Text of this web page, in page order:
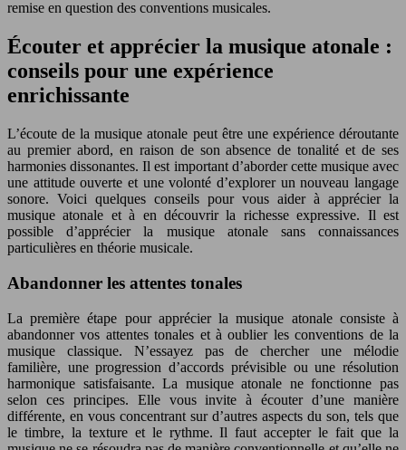
remise en question des conventions musicales.
Écouter et apprécier la musique atonale :
conseils pour une expérience
enrichissante
L’écoute de la musique atonale peut être une expérience déroutante
au premier abord, en raison de son absence de tonalité et de ses
harmonies dissonantes. Il est important d’aborder cette musique avec
une attitude ouverte et une volonté d’explorer un nouveau langage
sonore. Voici quelques conseils pour vous aider à apprécier la
musique atonale et à en découvrir la richesse expressive. Il est
possible d’apprécier la musique atonale sans connaissances
particulières en théorie musicale.
Abandonner les attentes tonales
La première étape pour apprécier la musique atonale consiste à
abandonner vos attentes tonales et à oublier les conventions de la
musique classique. N’essayez pas de chercher une mélodie
familière, une progression d’accords prévisible ou une résolution
harmonique satisfaisante. La musique atonale ne fonctionne pas
selon ces principes. Elle vous invite à écouter d’une manière
différente, en vous concentrant sur d’autres aspects du son, tels que
le timbre, la texture et le rythme. Il faut accepter le fait que la